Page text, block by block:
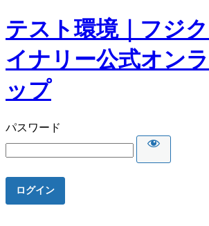
テスト環境｜フジ
イナリー公式オン
ップ
パスワード